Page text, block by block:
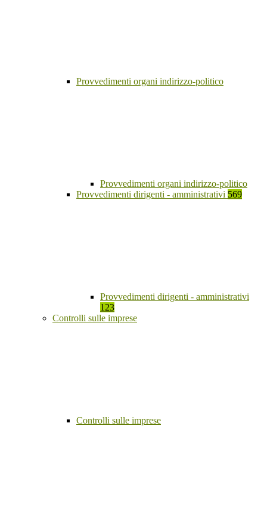
Provvedimenti organi indirizzo-politico
Provvedimenti organi indirizzo-politico
Provvedimenti dirigenti - amministrativi 569
Provvedimenti dirigenti - amministrativi
123
Controlli sulle imprese
Controlli sulle imprese